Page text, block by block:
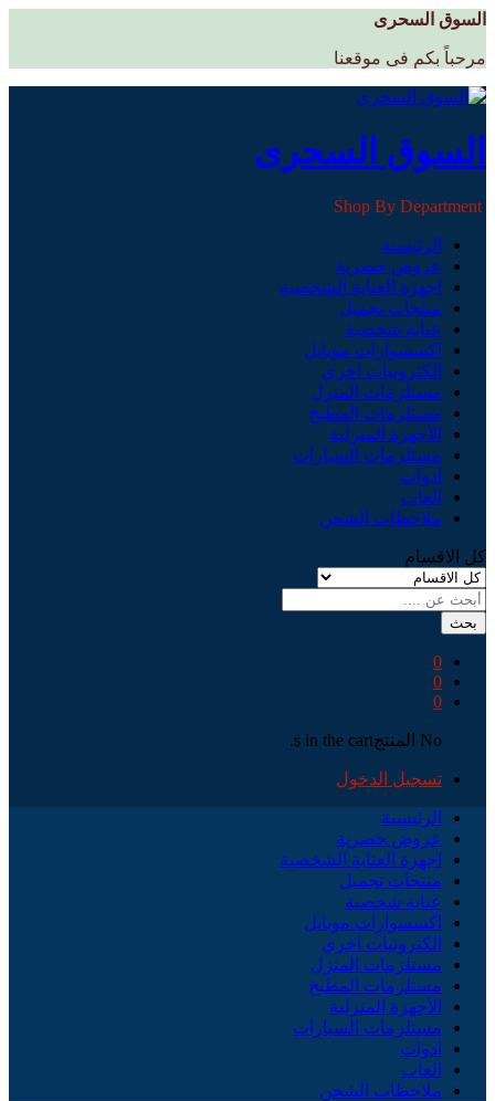
السوق السحرى
مرحباً بكم فى موقعنا
السوق السحرى
Shop By Department
الرئيسية
عروض حصرية
اجهزة العناية الشخصية
منتجات تجميل
عناية شخصية
اكسسوارات موبايل
الكترونيات اخري
مستلزمات المنزل
مستلزمات المطبخ
الأجهزة المنزلية
مستلزمات السيارات
ادوات
العاب
ملاحظات الشحن
كل الاقسام
بحث
0
0
0
No المنتجs in the cart.
تسجيل الدخول
الرئيسية
عروض حصرية
اجهزة العناية الشخصية
منتجات تجميل
عناية شخصية
اكسسوارات موبايل
الكترونيات اخري
مستلزمات المنزل
مستلزمات المطبخ
الأجهزة المنزلية
مستلزمات السيارات
ادوات
العاب
ملاحظات الشحن